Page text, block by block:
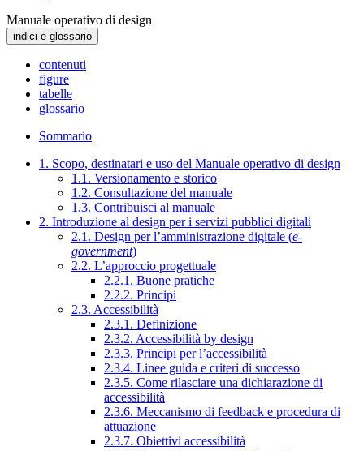
Manuale operativo di design
indici e glossario
contenuti
figure
tabelle
glossario
Sommario
1. Scopo, destinatari e uso del Manuale operativo di design
1.1. Versionamento e storico
1.2. Consultazione del manuale
1.3. Contribuisci al manuale
2. Introduzione al design per i servizi pubblici digitali
2.1. Design per l’amministrazione digitale (e-
government)
2.2. L’approccio progettuale
2.2.1. Buone pratiche
2.2.2. Principi
2.3. Accessibilità
2.3.1. Definizione
2.3.2. Accessibilità by design
2.3.3. Principi per l’accessibilità
2.3.4. Linee guida e criteri di successo
2.3.5. Come rilasciare una dichiarazione di
accessibilità
2.3.6. Meccanismo di feedback e procedura di
attuazione
2.3.7. Obiettivi accessibilità